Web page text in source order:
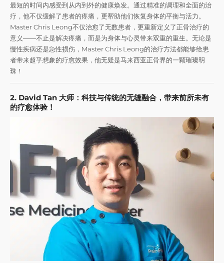
最短的时间内感受到从内到外的健康焕发。通过精准的调理和全面的治
疗，他不仅缓解了患者的疼痛，更帮助他们恢复身体的平衡与活力。
Master Chris Leong不仅治愈了无数患者，更重新定义了正骨治疗的
意义——不止是解决疼痛，而是为身体与心灵带来双重的重生。无论是
慢性疾病还是急性损伤，Master Chris Leong的治疗方法都能够给患
者带来超乎想象的疗愈效果，他无疑是马来西亚正骨界的一颗璀璨明
珠！
2. David Tan 大师：科技与传统的无缝融合，带来前所未有
的疗愈体验！